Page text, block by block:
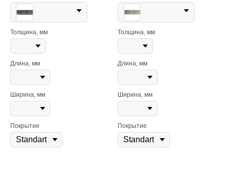
Толщина, мм
Длина, мм
Ширина, мм
Покрытие
Толщина, мм
Длина, мм
Ширина, мм
Покрытие